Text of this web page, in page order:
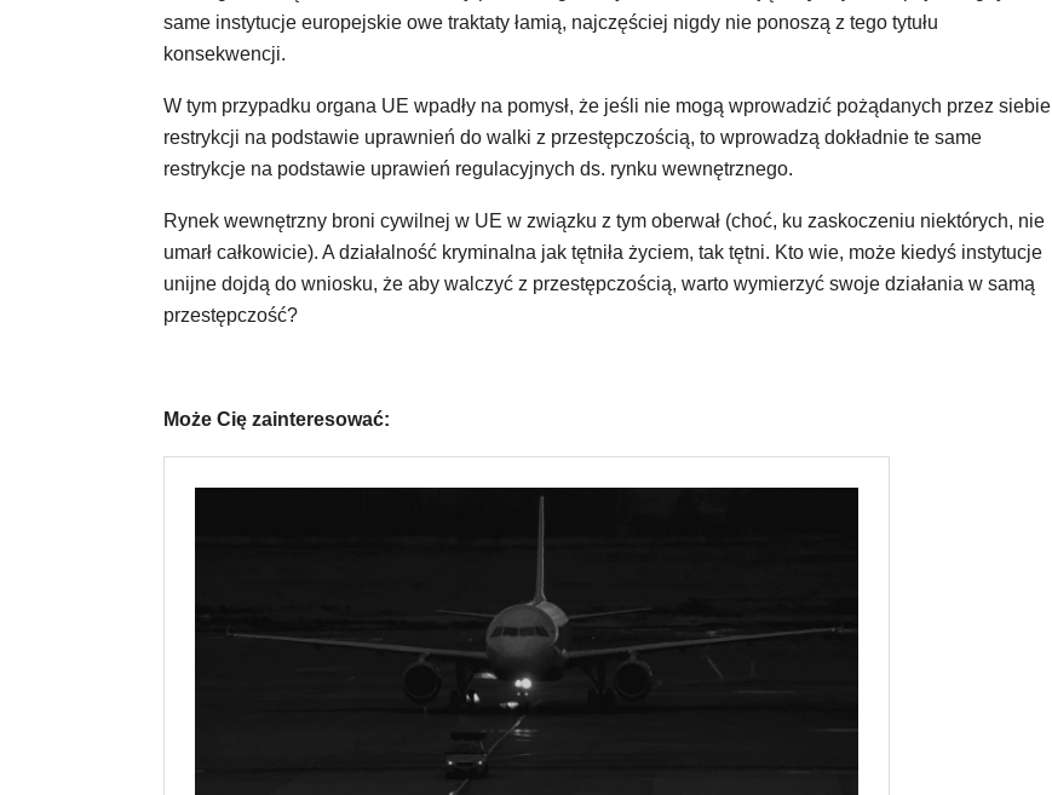
same instytucje europejskie owe traktaty łamią, najczęściej nigdy nie ponoszą z tego tytułu
konsekwencji.
W tym przypadku organa UE wpadły na pomysł, że jeśli nie mogą wprowadzić pożądanych przez siebie
restrykcji na podstawie uprawnień do walki z przestępczością, to wprowadzą dokładnie te same
restrykcje na podstawie uprawień regulacyjnych ds. rynku wewnętrznego.
Rynek wewnętrzny broni cywilnej w UE w związku z tym oberwał (choć, ku zaskoczeniu niektórych, nie
umarł całkowicie). A działalność kryminalna jak tętniła życiem, tak tętni. Kto wie, może kiedyś instytucje
unijne dojdą do wniosku, że aby walczyć z przestępczością, warto wymierzyć swoje działania w samą
przestępczość?
Może Cię zainteresować: